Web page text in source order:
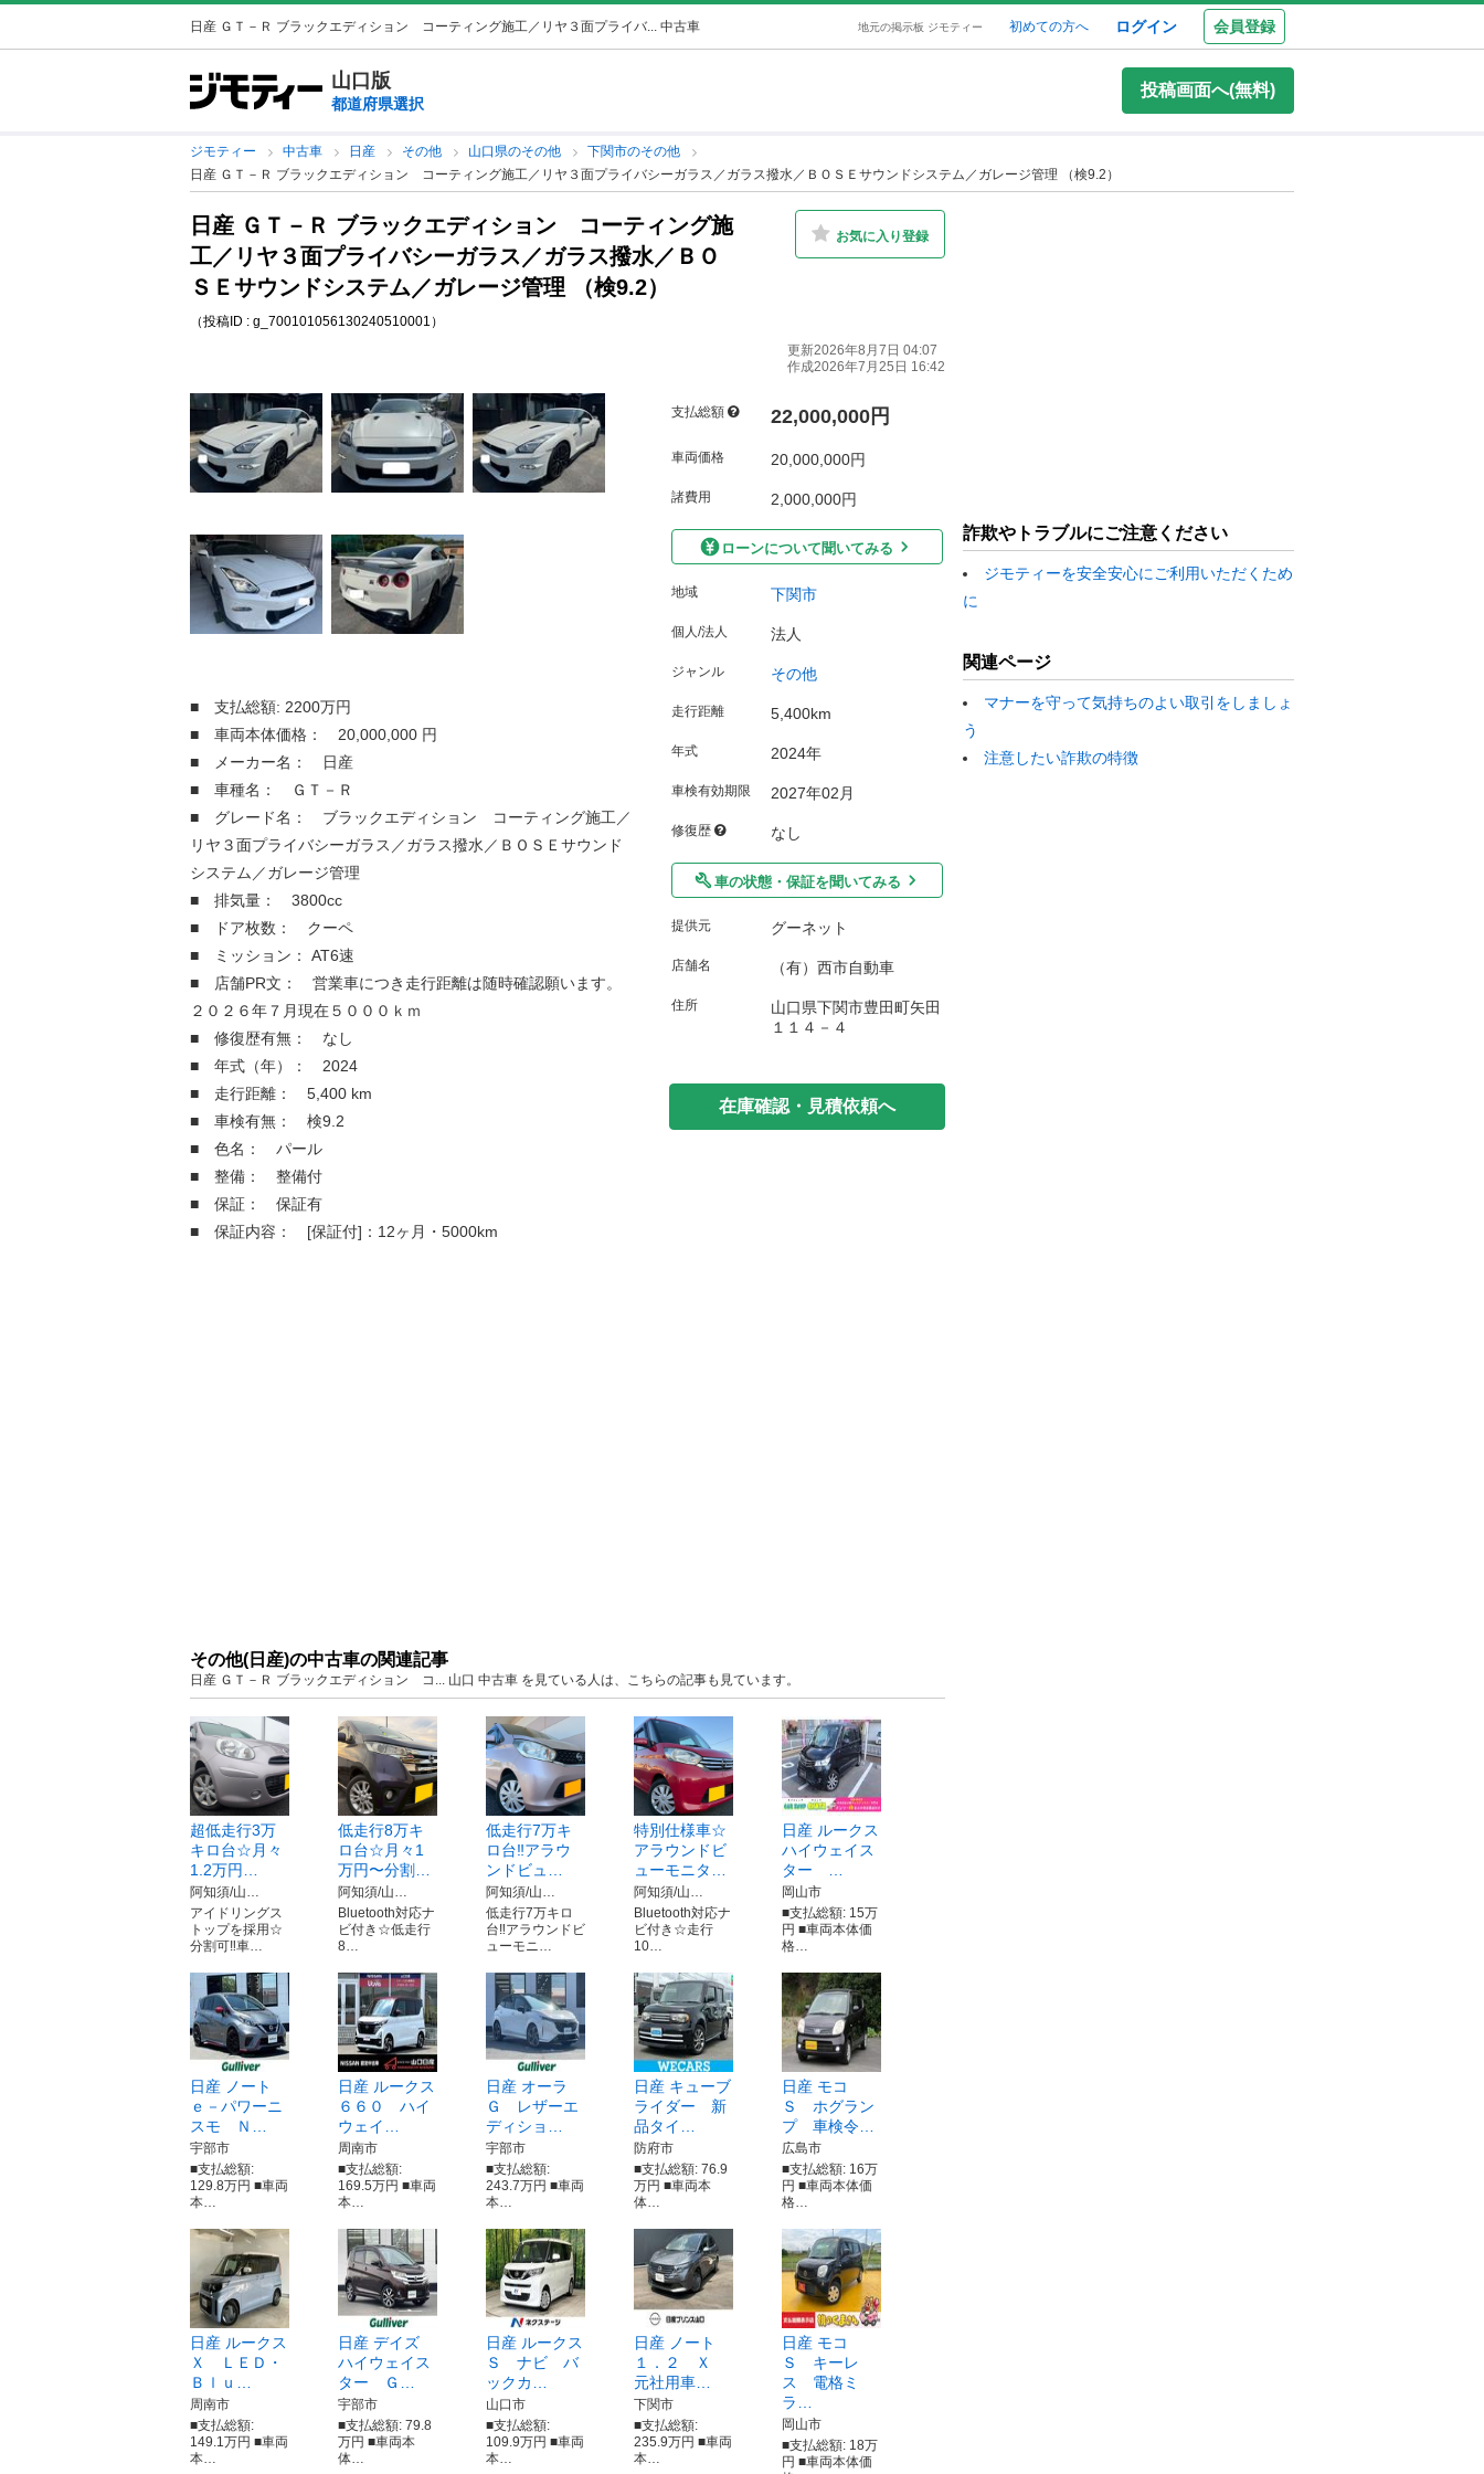
日産 ＧＴ－Ｒ ブラックエディション コーティング施工／リヤ３面プライバ... 中古車 地元の掲示板 ジモティー 初めての方へ ログイン 会員登録
山口版
都道府県選択
投稿画面へ(無料)
ジモティー 中古車 日産 その他 山口県のその他
下関市のその他
日産 ＧＴ－Ｒ ブラックエディション コーティング施工／リヤ３面プライバシーガラス／ガラス撥水／ＢＯＳＥサウンドシステム／ガレージ管理 （検9.2）
日産 ＧＴ－Ｒ ブラックエディション コーティング施
工／リヤ３面プライバシーガラス／ガラス撥水／ＢＯ
ＳＥサウンドシステム／ガレージ管理 （検9.2）
（投稿ID : g_700101056130240510001）
お気に入り登録
更新2026年8月7日 04:07
作成2026年7月25日 16:42
■ 支払総額: 2200万円
■ 車両本体価格： 20,000,000 円
■ メーカー名： 日産
■ 車種名： ＧＴ－Ｒ
■ グレード名： ブラックエディション コーティング施工／
リヤ３面プライバシーガラス／ガラス撥水／ＢＯＳＥサウンド
システム／ガレージ管理
■ 排気量： 3800cc
■ ドア枚数： クーペ
■ ミッション： AT6速
■ 店舗PR文： 営業車につき走行距離は随時確認願います。
２０２６年７月現在５０００ｋｍ
■ 修復歴有無： なし
■ 年式（年）： 2024
■ 走行距離： 5,400 km
■ 車検有無： 検9.2
■ 色名： パール
■ 整備： 整備付
■ 保証： 保証有
■ 保証内容： [保証付]：12ヶ月・5000km
支払総額 22,000,000円
車両価格 20,000,000円
諸費用 2,000,000円
ローンについて聞いてみる
地域 下関市
個人/法人 法人
ジャンル その他
走行距離 5,400km
年式 2024年
車検有効期限 2027年02月
修復歴 なし
車の状態・保証を聞いてみる
提供元 グーネット
店舗名 （有）西市自動車
住所
山口県下関市豊田町矢田
１１４－４
在庫確認・見積依頼へ
その他(日産)の中古車の関連記事
日産 ＧＴ－Ｒ ブラックエディション コ... 山口 中古車 を見ている人は、こちらの記事も見ています。
超低走行3万
キロ台☆月々
1.2万円…
阿知須/山…
アイドリングス
トップを採用☆
分割可‼️車…
低走行8万キ
ロ台☆月々1
万円〜分割…
阿知須/山…
Bluetooth対応ナ
ビ付き☆低走行
8…
低走行7万キ
ロ台‼️アラウ
ンドビュ…
阿知須/山…
低走行7万キロ
台‼️アラウンドビ
ューモニ…
特別仕様車☆
アラウンドビ
ューモニタ…
阿知須/山…
Bluetooth対応ナ
ビ付き☆走行
10…
日産 ルークス
ハイウェイス
ター …
岡山市
■支払総額: 15万
円 ■車両本体価
格…
日産 ノート
ｅ－パワーニ
スモ Ｎ…
宇部市
■支払総額:
129.8万円 ■車両
本…
日産 ルークス
６６０ ハイ
ウェイ…
周南市
■支払総額:
169.5万円 ■車両
本…
日産 オーラ
Ｇ レザーエ
ディショ…
宇部市
■支払総額:
243.7万円 ■車両
本…
日産 キューブ
ライダー 新
品タイ…
防府市
■支払総額: 76.9
万円 ■車両本
体…
日産 モコ
Ｓ ホグラン
プ 車検令…
広島市
■支払総額: 16万
円 ■車両本体価
格…
日産 ルークス
Ｘ ＬＥＤ・
Ｂｌｕ…
周南市
■支払総額:
149.1万円 ■車両
本…
日産 デイズ
ハイウェイス
ター Ｇ…
宇部市
■支払総額: 79.8
万円 ■車両本
体…
日産 ルークス
Ｓ ナビ バ
ックカ…
山口市
■支払総額:
109.9万円 ■車両
本…
日産 ノート
１．２ Ｘ
元社用車…
下関市
■支払総額:
235.9万円 ■車両
本…
日産 モコ
Ｓ キーレ
ス 電格ミ
ラ…
岡山市
■支払総額: 18万
円 ■車両本体価
詐欺やトラブルにご注意ください
ジモティーを安全安心にご利用いただくため
に
関連ページ
マナーを守って気持ちのよい取引をしましょ
う
注意したい詐欺の特徴